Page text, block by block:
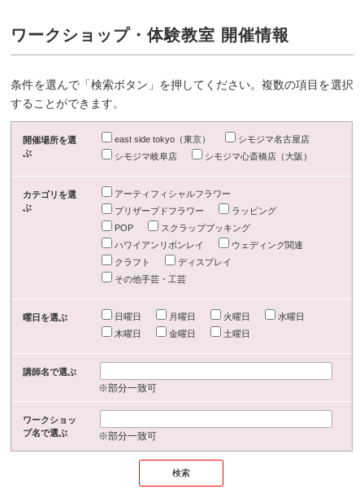
ワークショップ・体験教室 開催情報
条件を選んで「検索ボタン」を押してください。複数の項目を選択
することができます。
開催場所を選
ぶ
east side tokyo（東京）
シモジマ名古屋店
シモジマ岐阜店
シモジマ心斎橋店（大阪）
カテゴリを選
ぶ
アーティフィシャルフラワー
プリザーブドフラワー
ラッピング
POP
スクラップブッキング
ハワイアンリボンレイ
ウェディング関連
クラフト
ディスプレイ
その他手芸・工芸
曜日を選ぶ 日曜日 月曜日 火曜日
水曜日
木曜日
金曜日 土曜日
講師名で選ぶ
※部分一致可
ワークショッ
プ名で選ぶ
※部分一致可